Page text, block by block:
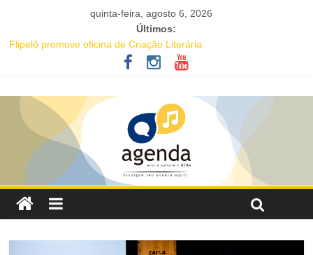
quinta-feira, agosto 6, 2026
Últimos:
Flipelô promove oficina de Criação Literária
Comédia romântica “O que vem depois” reestreia na Casa Preta e
Nesta sexta-feira (7), Luana Génot debate a cultura popular como
caminho para equidade racial
Livro infantil sobre ancestralidade negra será distribuído
gratuitamente na Flipelô
Maracutaia reúne artistas, influenciadores e empreendedores
LGBTQIAPN+ para fortalecer a economia criativa em Salvador